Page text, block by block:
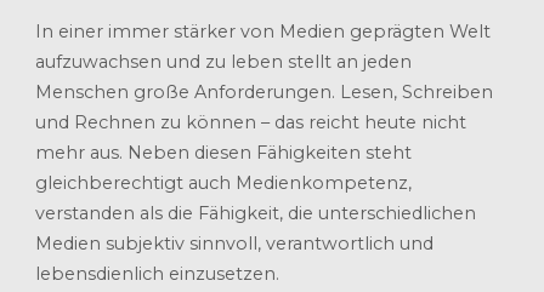
In einer immer stärker von Medien geprägten Welt
aufzuwachsen und zu leben stellt an jeden
Menschen große Anforderungen. Lesen, Schreiben
und Rechnen zu können – das reicht heute nicht
mehr aus. Neben diesen Fähigkeiten steht
gleichberechtigt auch Medienkompetenz,
verstanden als die Fähigkeit, die unterschiedlichen
Medien subjektiv sinnvoll, verantwortlich und
lebensdienlich einzusetzen.